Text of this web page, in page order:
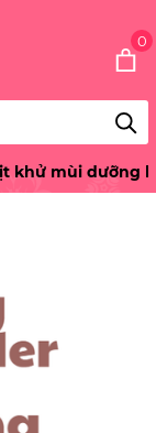
0
khử mùi dưỡng